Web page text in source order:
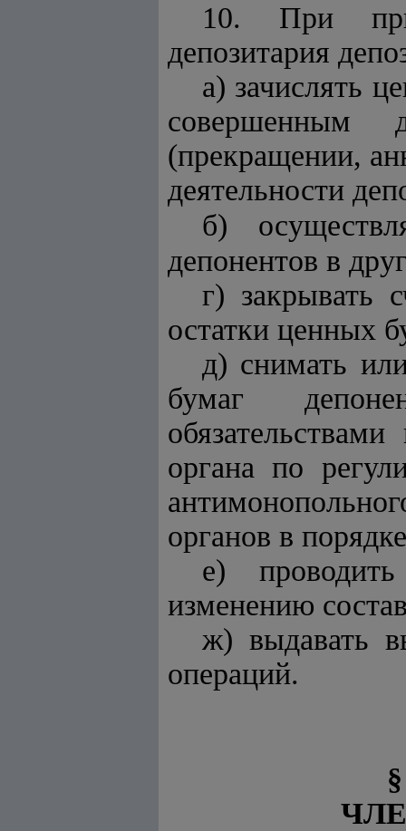
10. При
депозитария
a) зачислять
совершенным
(прекращении,
деятельности
б)
депонентов в
г) закрывать
остатки ценных
д) снимать
бумаг
органа по
органов в
е)
изменению
ж) выдавать
операций.